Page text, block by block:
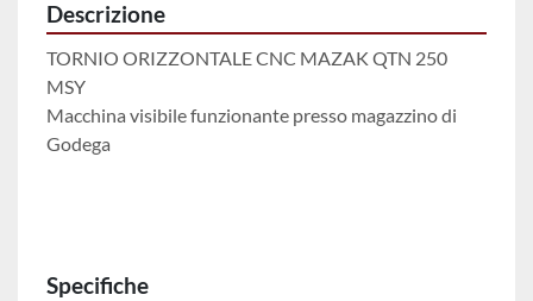
Descrizione
TORNIO ORIZZONTALE CNC MAZAK QTN 250
MSY
Macchina visibile funzionante presso magazzino di
Specifiche